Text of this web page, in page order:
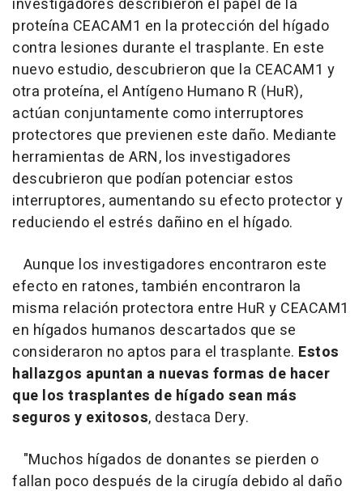
investigadores describieron el papel de la
proteína CEACAM1 en la protección del hígado
contra lesiones durante el trasplante. En este
nuevo estudio, descubrieron que la CEACAM1 y
otra proteína, el Antígeno Humano R (HuR),
actúan conjuntamente como interruptores
protectores que previenen este daño. Mediante
herramientas de ARN, los investigadores
descubrieron que podían potenciar estos
interruptores, aumentando su efecto protector y
reduciendo el estrés dañino en el hígado.
Aunque los investigadores encontraron este
efecto en ratones, también encontraron la
misma relación protectora entre HuR y CEACAM1
en hígados humanos descartados que se
consideraron no aptos para el trasplante. Estos
hallazgos apuntan a nuevas formas de hacer
que los trasplantes de hígado sean más
seguros y exitosos, destaca Dery.
"Muchos hígados de donantes se pierden o
fallan poco después de la cirugía debido al daño